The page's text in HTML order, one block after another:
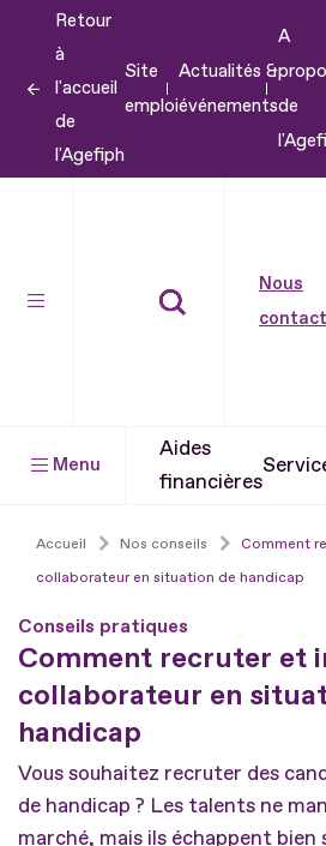
contenu
Retour
à
l'accueil
de
l'Agefiph
Site
emploi
Actualités &
événements
A
de
Nous
Menu
Aides
financières
Accueil Nos conseils
Comment
collaborateur en situation de handicap
Conseils pratiques
Comment recruter et
collaborateur en
handicap
Vous souhaitez recruter des
de handicap ? Les talents ne
marché, mais ils échappent bien